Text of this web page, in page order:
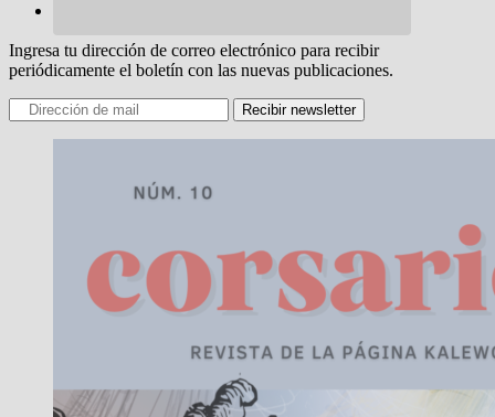
Ingresa tu dirección de correo electrónico para recibir
periódicamente el boletín con las nuevas publicaciones.
Recibir newsletter